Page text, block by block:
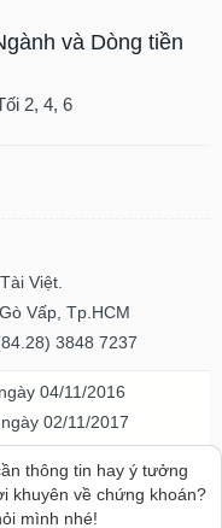
và Dòng tiền
2, 4, 6
Việt.
Vấp, Tp.HCM
3848 7237
04/11/2016
02/11/2017
ngày 20/07/2023
thông TPHCM
thông tin hay ý tưởng
khuyên về chứng khoán?
mình nhé!